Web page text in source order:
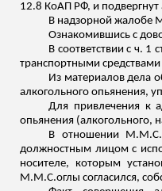
12.8 КоАП РФ, и
В надзорной жалобе
Ознакомившись с
В соответствии с ч.
транспортными средствами
Из материалов дела
алкогольного опьянения,
Для привлечения к
опьянения (алкогольного,
В отношении
должностным лицом с
носителе, которым
М.М.С.оглы согласился,